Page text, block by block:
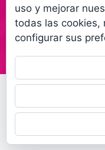
Empieza a
© 2026
uso y mejorar
todas las cookies,
configurar sus